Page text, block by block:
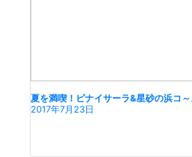
夏を満喫！ピナイサーラ&星砂の浜コ
2017年7月23日